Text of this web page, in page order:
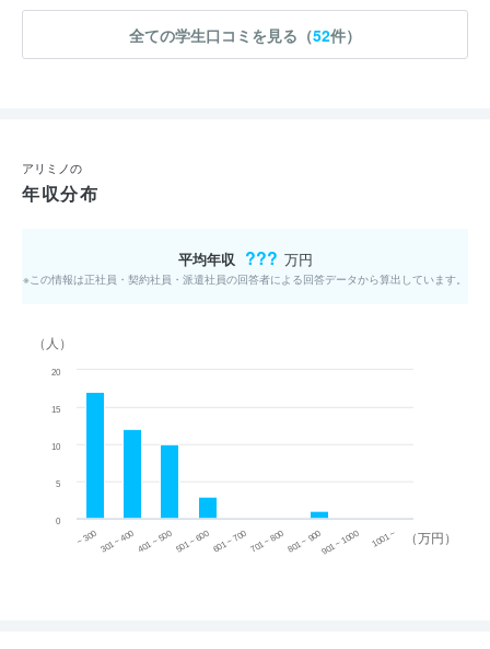
全ての学生口コミを見る（52件）
アリミノの
年収分布
平均年収 ??? 万円
※この情報は正社員・契約社員・派遣社員の回答者による回答データから算出しています。
（万円）
（人）
~ 300 301 ~ 400 401 ~ 500501 ~ 600601 ~ 700701 ~ 800801 ~ 900901 ~ 1000 1001 ~
0
5
10
15
20